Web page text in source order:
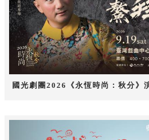
國光劇團2026《永恆時尚：秋分》